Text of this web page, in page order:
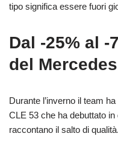
tipo significa essere fuori
Dal -25% al -
del
Durante l’inverno il team
CLE 53 che ha debuttato
raccontano il salto di qualità.